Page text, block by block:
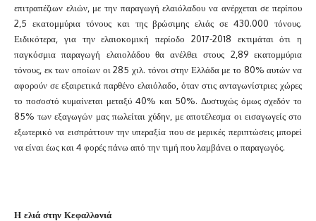
επιτραπέζιων ελιών, με την παραγωγή ελαιόλαδου να ανέρχεται σε περίπου
2,5 εκατομμύρια τόνους και της βρώσιμης ελιάς σε 430.000 τόνους.
Ειδικότερα, για την ελαιοκομική περίοδο 2017-2018 εκτιμάται ότι η
παγκόσμια παραγωγή ελαιολάδου θα ανέλθει στους 2,89 εκατομμύρια
τόνους, εκ των οποίων οι 285 χιλ. τόνοι στην Ελλάδα με το 80% αυτών να
αφορούν σε εξαιρετικά παρθένο ελαιόλαδο, όταν στις ανταγωνίστριες χώρες
το ποσοστό κυμαίνεται μεταξύ 40% και 50%. Δυστυχώς όμως σχεδόν το
85% των εξαγωγών μας πωλείται χύδην, με αποτέλεσμα οι εισαγωγείς στο
εξωτερικό να εισπράττουν την υπεραξία που σε μερικές περιπτώσεις μπορεί
να είναι έως και 4 φορές πάνω από την τιμή που λαμβάνει ο παραγωγός.
Η ελιά στην Κεφαλλονιά